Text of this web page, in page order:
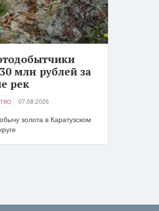
млн рублей за
рек
07.08.2026
золота в Каратузском